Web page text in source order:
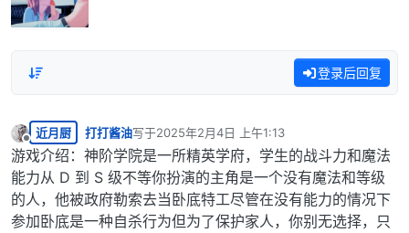
登录后回复
离线
近月厨 打打酱油写于2025年2月4日 上午1:13
最后由 编辑
游戏介绍：神阶学院是一所精英学府，学生的战斗力和魔法
能力从 D 到 S 级不等你扮演的主角是一个没有魔法和等级
的人，他被政府勒索去当卧底特工尽管在没有能力的情况下
参加卧底是一种自杀行为但为了保护家人，你别无选择，只